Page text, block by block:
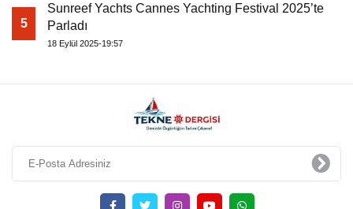
5
Sunreef Yachts Cannes Yachting Festival 2025’te
Parladı
18 Eylül 2025-19:57